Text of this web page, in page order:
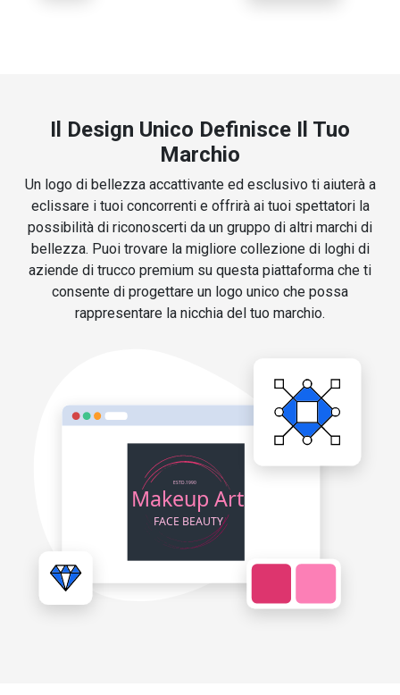
Il Design Unico Definisce Il Tuo
Marchio
Un logo di bellezza accattivante ed esclusivo ti aiuterà a
eclissare i tuoi concorrenti e offrirà ai tuoi spettatori la
possibilità di riconoscerti da un gruppo di altri marchi di
bellezza. Puoi trovare la migliore collezione di loghi di
aziende di trucco premium su questa piattaforma che ti
consente di progettare un logo unico che possa
rappresentare la nicchia del tuo marchio.